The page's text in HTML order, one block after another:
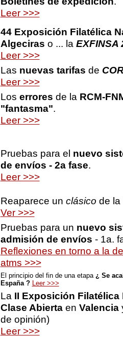
Leer >>>
44 Exposición Filatélica
Algeciras o ... la EXFINSA
Leer >>>
Las nuevas tarifas de
Leer >>>
Los errores de la RCM-
"fantasma".
Leer >>>
Pruebas para el nuevo
de envíos - 2a fase.
Leer >>>
Reaparece un clásico de la
Ver >>>
Pruebas para un nuevo
admisión de envíos - 1a.
Reflexiones en torno a la
atms >>>
El principio del fin de una etapa ¿ Se
España ? Leer >>>
La II Exposición Filatélica
Clase Abiertaen Valencia
de opinión)
Leer >>>